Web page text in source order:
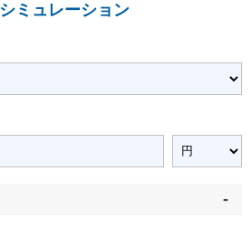
ミュレーション
-